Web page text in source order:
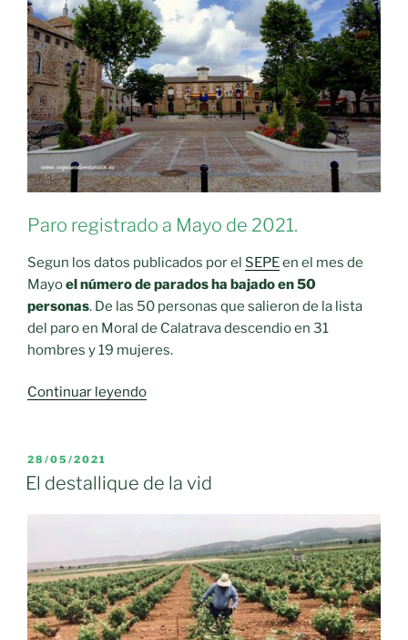
Concurso
Local
de
Cruces.»
Paro registrado a Mayo de 2021.
Segun los datos publicados por el SEPEen el mes de
Mayoel número de parados ha bajado en 50
personas. De las 50 personas que salieron de la lista
del paro en Moral de Calatrava descendio en 31
hombres y 19 mujeres.
Continuar leyendo«El
9.01
(
2021
)
en
PUBLICADO
EL
28/05/2021
El destallique de la vid